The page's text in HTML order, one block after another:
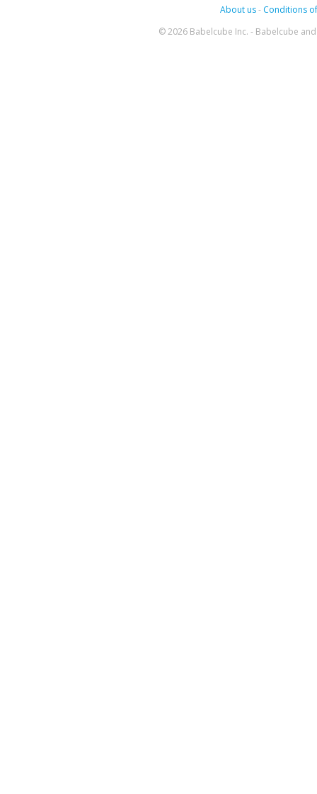
About us- Conditions
© 2026 Babelcube Inc. - Babelcube